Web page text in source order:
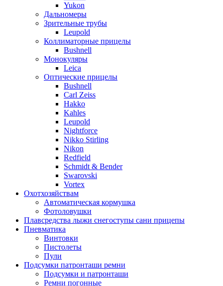
Yukon
Дальномеры
Зрительные трубы
Leupold
Коллиматорные прицелы
Bushnell
Монокуляры
Leica
Оптические прицелы
Bushnell
Carl Zeiss
Hakko
Kahles
Leupold
Nightforce
Nikko Stirling
Nikon
Redfield
Schmidt & Bender
Swarovski
Vortex
Охотхозяйствам
Автоматическая кормушка
Фотоловушки
Плавсредства лыжи снегоступы сани прицепы
Пневматика
Винтовки
Пистолеты
Пули
Подсумки патронташи ремни
Подсумки и патронташи
Ремни погонные